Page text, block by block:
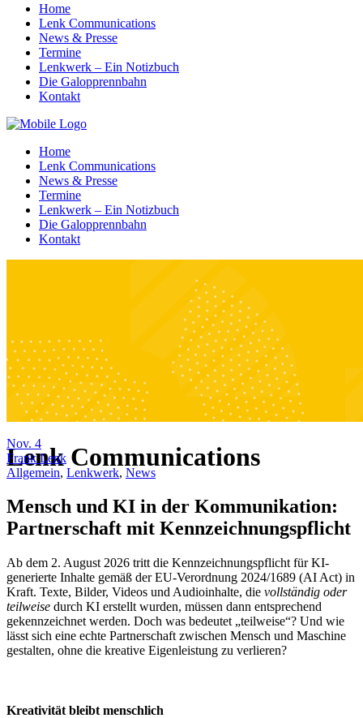
Home
Lenk Communications
News & Presse
Termine
Lenkwerk – Ein Notizbuch
Die Galopprennbahn
Kontakt
Home
Lenk Communications
News & Presse
Termine
Lenkwerk – Ein Notizbuch
Die Galopprennbahn
Kontakt
Lenk Communications
Nov. 4
Frank Lenk
Allgemein, Lenkwerk, News
Mensch und KI in der Kommunikation:
Partnerschaft mit Kennzeichnungspflicht
Ab dem 2. August 2026 tritt die Kennzeichnungspflicht für KI-
generierte Inhalte gemäß der EU-Verordnung 2024/1689 (AI Act) in
Kraft. Texte, Bilder, Videos und Audioinhalte, die vollständig oder
teilweise durch KI erstellt wurden, müssen dann entsprechend
gekennzeichnet werden. Doch was bedeutet „teilweise“? Und wie
lässt sich eine echte Partnerschaft zwischen Mensch und Maschine
gestalten, ohne die kreative Eigenleistung zu verlieren?
Kreativität bleibt menschlich